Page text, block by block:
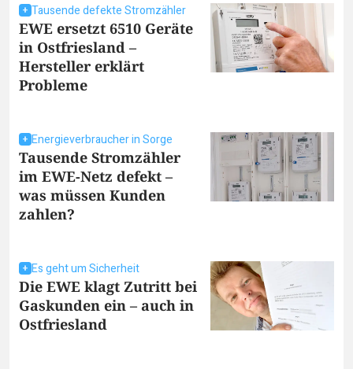
Tausende defekte Stromzähler
EWE ersetzt 6510 Geräte
in Ostfriesland –
Hersteller erklärt
Probleme
Energieverbraucher in Sorge
Tausende Stromzähler
im EWE-Netz defekt –
was müssen Kunden
zahlen?
Es geht um Sicherheit
Die EWE klagt Zutritt bei
Gaskunden ein – auch in
Ostfriesland